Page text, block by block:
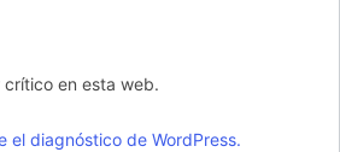
en esta web.
el diagnóstico de WordPress.